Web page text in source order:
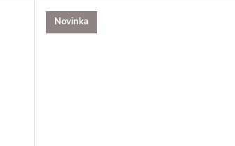
Find...
Novinka